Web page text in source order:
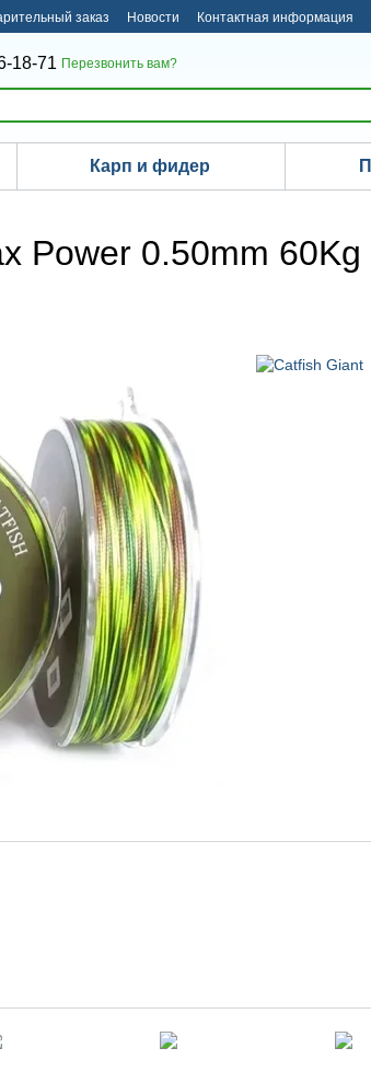
заказ Новости Контактная информация
18-71 Перезвонить вам?
Карп и фидер
Power 0.50mm